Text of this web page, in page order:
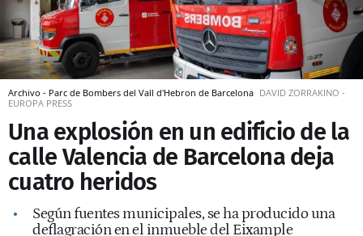
Archivo - Parc de Bombers del Vall d'Hebron de Barcelona DAVID ZORRAKINO -
EUROPA PRESS
Una explosión en un edificio de la
calle Valencia de Barcelona deja
cuatro heridos
Según fuentes municipales, se ha producido una
deflagración en el inmueble del Eixample